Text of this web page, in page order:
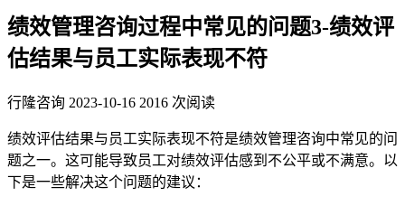
绩效管理咨询过程中常见的问题3-绩效评
估结果与员工实际表现不符
行隆咨询 2023-10-16 2016 次阅读
绩效评估结果与员工实际表现不符是绩效管理咨询中常见的问
题之一。这可能导致员工对绩效评估感到不公平或不满意。以
下是一些解决这个问题的建议：